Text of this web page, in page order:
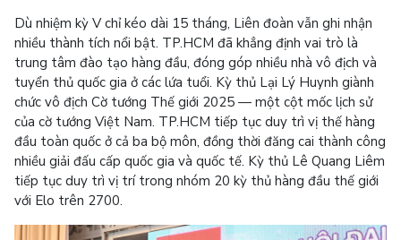
Dù nhiệm kỳ V chỉ kéo dài 15 tháng, Liên đoàn vẫn ghi nhận
nhiều thành tích nổi bật. TP.HCM đã khẳng định vai trò là
trung tâm đào tạo hàng đầu, đóng góp nhiều nhà vô địch và
tuyển thủ quốc gia ở các lứa tuổi. Kỳ thủ Lại Lý Huynh giành
chức vô địch Cờ tướng Thế giới 2025 — một cột mốc lịch sử
của cờ tướng Việt Nam. TP.HCM tiếp tục duy trì vị thế hàng
đầu toàn quốc ở cả ba bộ môn, đồng thời đăng cai thành công
nhiều giải đấu cấp quốc gia và quốc tế. Kỳ thủ Lê Quang Liêm
tiếp tục duy trì vị trí trong nhóm 20 kỳ thủ hàng đầu thế giới
với Elo trên 2700.